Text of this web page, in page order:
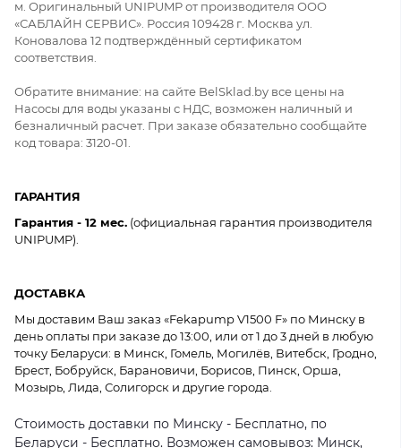
м. Оригинальный UNIPUMP от производителя ООО
«САБЛАЙН СЕРВИС». Россия 109428 г. Москва ул.
Коновалова 12 подтверждённый сертификатом
соответствия.
Обратите внимание: на сайте BelSklad.by все цены на
Насосы для воды указаны с НДС, возможен наличный и
безналичный расчет. При заказе обязательно сообщайте
код товара: 3120-01.
ГАРАНТИЯ
Гарантия - 12 мес. (официальная гарантия производителя
UNIPUMP).
ДОСТАВКА
Мы доставим Ваш заказ «Fekapump V1500 F» по Минску в
день оплаты при заказе до 13:00, или от 1 до 3 дней в любую
точку Беларуси: в Минск, Гомель, Могилёв, Витебск, Гродно,
Брест, Бобруйск, Барановичи, Борисов, Пинск, Орша,
Мозырь, Лида, Солигорск и другие города.
Стоимость доставки по Минску - Бесплатно, по
Беларуси - Бесплатно. Возможен самовывоз: Минск,